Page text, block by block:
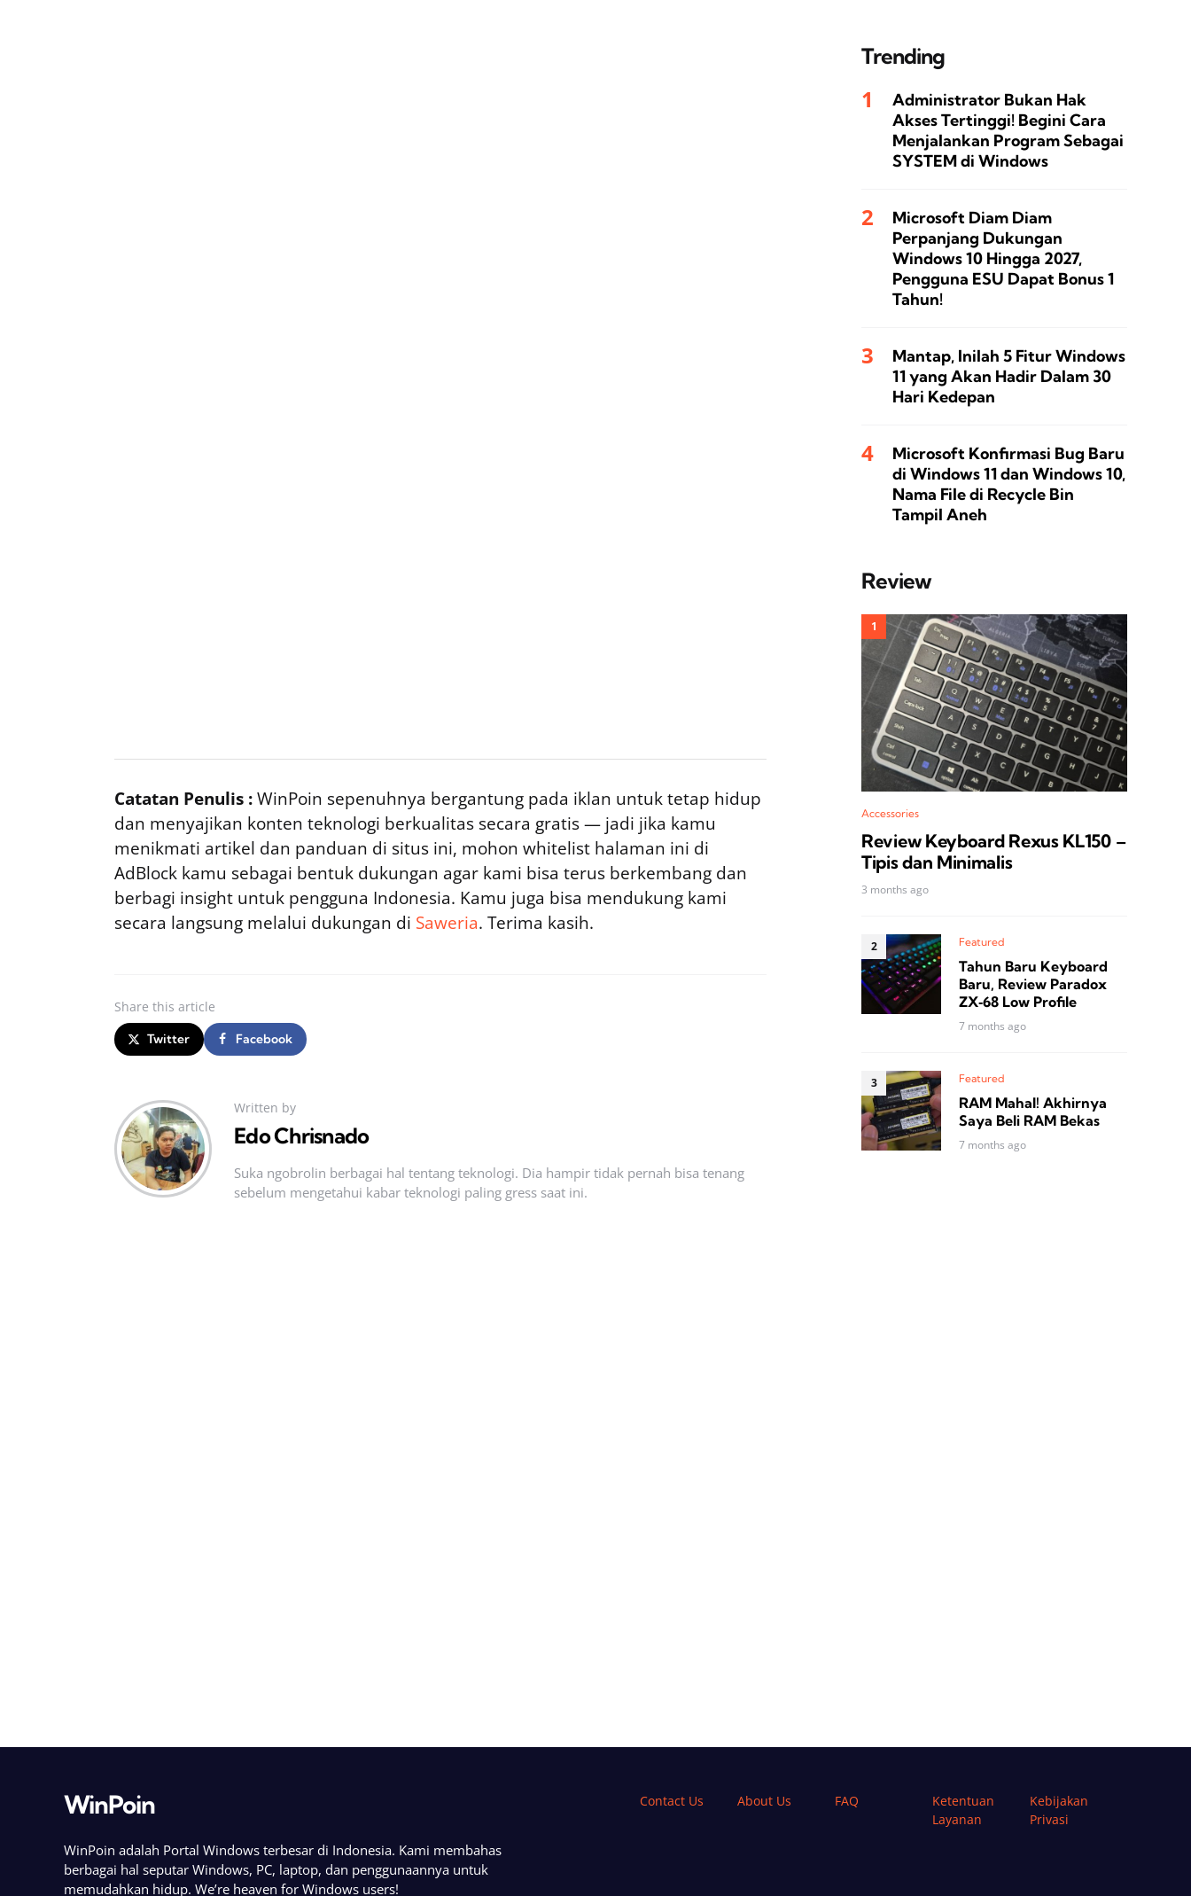
Catatan Penulis :WinPoin sepenuhnya bergantung pada iklan untuk tetap hidup
dan menyajikan konten teknologi berkualitas secara gratis — jadi jika kamu
menikmati artikel dan panduan di situs ini, mohon whitelist halaman ini di
AdBlock kamu sebagai bentuk dukungan agar kami bisa terus berkembang dan
berbagi insight untuk pengguna Indonesia. Kamu juga bisa mendukung kami
secara langsung melalui dukungan di Saweria. Terima kasih.
Share this article
Twitter Facebook
Written by
Edo Chrisnado
Suka ngobrolin berbagai hal tentang teknologi. Dia hampir tidak pernah bisa tenang
sebelum mengetahui kabar teknologi paling gress saat ini.
Trending
Administrator Bukan Hak
Akses Tertinggi! Begini Cara
Menjalankan Program Sebagai
SYSTEM di Windows
Microsoft Diam Diam
Perpanjang Dukungan
Windows 10 Hingga 2027,
Pengguna ESU Dapat Bonus 1
Tahun!
Mantap, Inilah 5 Fitur Windows
11 yang Akan Hadir Dalam 30
Hari Kedepan
Microsoft Konfirmasi Bug Baru
di Windows 11 dan Windows 10,
Nama File di Recycle Bin
Tampil Aneh
Review
Accessories
Review Keyboard Rexus KL150 –
Tipis dan Minimalis
3 months ago
Featured
Tahun Baru Keyboard
Baru, Review Paradox
ZX‑68 Low Profile
7 months ago
Featured
RAM Mahal! Akhirnya
Saya Beli RAM Bekas
7 months ago
WinPoin
WinPoin adalah Portal Windows terbesar di Indonesia. Kami membahas
berbagai hal seputar Windows, PC, laptop, dan penggunaannya untuk
memudahkan hidup. We’re heaven for Windows users!
Contact Us About Us FAQ
Ketentuan
Layanan
Kebijakan
Privasi